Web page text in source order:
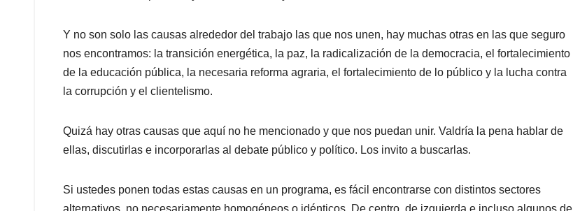
Y no son solo las causas alrededor del trabajo las que nos unen, hay muchas otras en las que seguro
nos encontramos: la transición energética, la paz, la radicalización de la democracia, el fortalecimiento
de la educación pública, la necesaria reforma agraria, el fortalecimiento de lo público y la lucha contra
la corrupción y el clientelismo.
Quizá hay otras causas que aquí no he mencionado y que nos puedan unir. Valdría la pena hablar de
ellas, discutirlas e incorporarlas al debate público y político. Los invito a buscarlas.
Si ustedes ponen todas estas causas en un programa, es fácil encontrarse con distintos sectores
alternativos, no necesariamente homogéneos o idénticos. De centro, de izquierda e incluso algunos de